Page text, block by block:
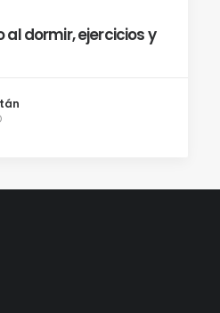
al dormir, ejercicios y